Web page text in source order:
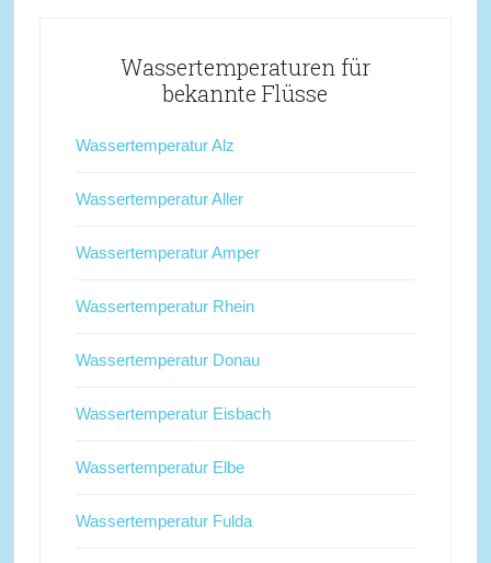
Wassertemperaturen für
bekannte Flüsse
Wassertemperatur Alz
Wassertemperatur Aller
Wassertemperatur Amper
Wassertemperatur Rhein
Wassertemperatur Donau
Wassertemperatur Eisbach
Wassertemperatur Elbe
Wassertemperatur Fulda